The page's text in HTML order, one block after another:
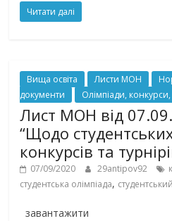
Читати далі
Вища освіта Листи МОН
документи
Олімпіади, конкурси,
Лист МОН від
“Щодо
конкурсів та
07/09/2020 29antipov92
студентська олімпіада,
завантажити